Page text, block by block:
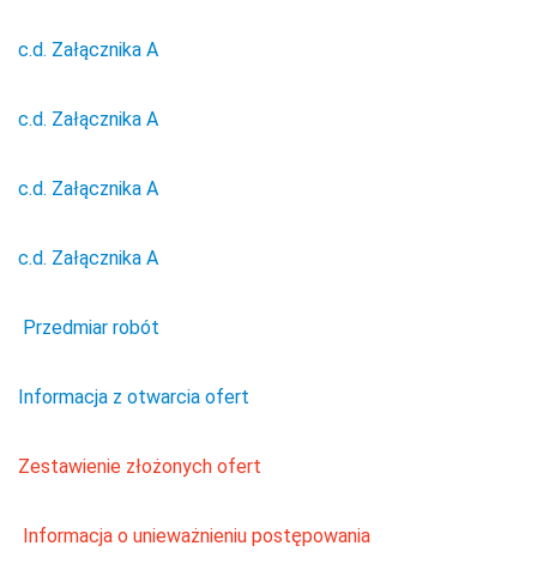
c.d. Załącznika A
c.d. Załącznika A
c.d. Załącznika A
c.d. Załącznika A
Przedmiar robót
Informacja z otwarcia ofert
Zestawienie złożonych ofert
Informacja o unieważnieniu postępowania